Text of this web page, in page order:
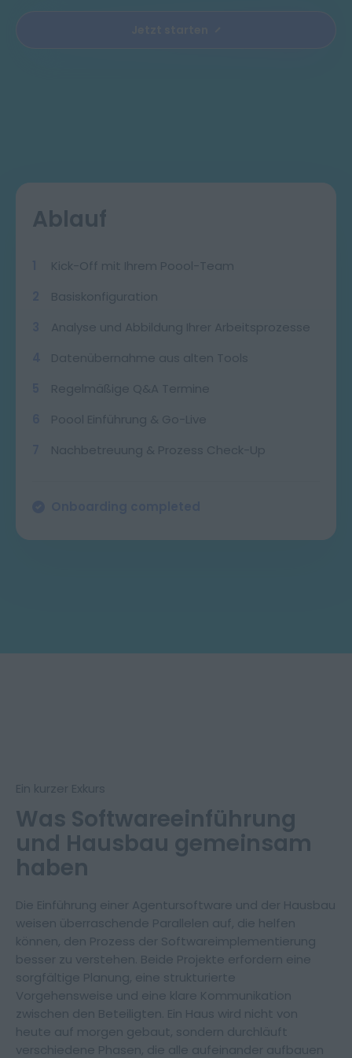
Ablauf
Kick-Off mit Ihrem Poool-Team
Basiskonfiguration
Analyse und Abbildung Ihrer Arbeitsprozesse
Datenübernahme aus alten Tools
Regelmäßige Q&A Termine
Poool Einführung & Go-Live
Nachbetreuung & Prozess Check-Up
Ein kurzer Exkurs
Was Softwareeinführung
und Hausbau gemeinsam
haben
Die Einführung einer Agentursoftware und der Hausbau
weisen überraschende Parallelen auf, die helfen
können, den Prozess der Softwareimplementierung
besser zu verstehen. Beide Projekte erfordern eine
sorgfältige Planung, eine strukturierte
Vorgehensweise und eine klare Kommunikation
zwischen den Beteiligten. Ein Haus wird nicht von
heute auf morgen gebaut, sondern durchläuft
verschiedene Phasen, die alle aufeinander aufbauen